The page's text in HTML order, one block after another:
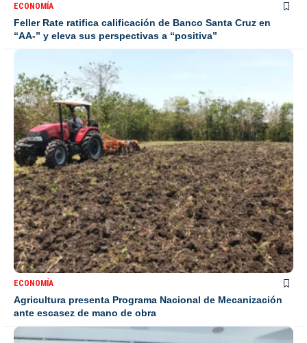
ECONOMÍA
Feller Rate ratifica calificación de Banco Santa Cruz en
“AA-” y eleva sus perspectivas a “positiva”
ECONOMÍA
Agricultura presenta Programa Nacional de Mecanización
ante escasez de mano de obra